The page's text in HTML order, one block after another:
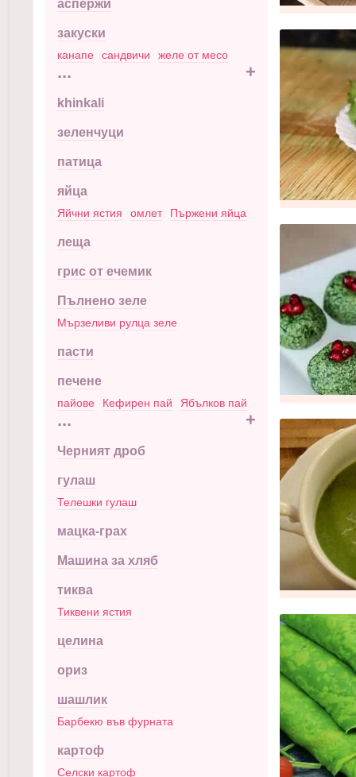
аспержи
закуски
канапе сандвичи желе от месо
... +
khinkali
зеленчуци
патица
яйца
Яйчни ястия омлет Пържени яйца
леща
грис от ечемик
Пълнено зеле
Мързеливи рулца зеле
пасти
печене
пайове Кефирен пай Ябълков пай
... +
Черният дроб
гулаш
Телешки гулаш
мацка-грах
Машина за хляб
тиква
Тиквени ястия
целина
ориз
шашлик
Барбекю във фурната
картоф
Селски картоф